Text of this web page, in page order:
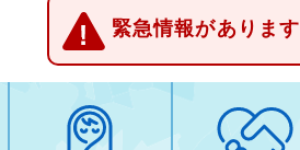
緊急情報があります